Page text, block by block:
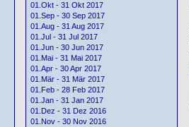
01.Okt - 31 Okt 2017
01.Sep - 30 Sep 2017
01.Aug - 31 Aug 2017
01.Jul - 31 Jul 2017
01.Jun - 30 Jun 2017
01.Mai - 31 Mai 2017
01.Apr - 30 Apr 2017
01.Mär - 31 Mär 2017
01.Feb - 28 Feb 2017
01.Jan - 31 Jan 2017
01.Dez - 31 Dez 2016
01.Nov - 30 Nov 2016